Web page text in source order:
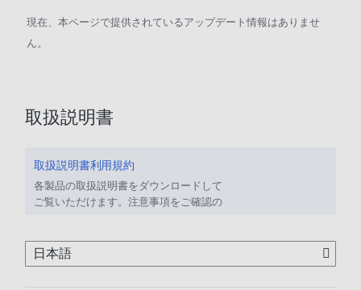
現在、本ページで提供されているアップデート情報はありませ
ん。
取扱説明書
取扱説明書利用規約
各製品の取扱説明書をダウンロードして
ご覧いただけます。注意事項をご確認の